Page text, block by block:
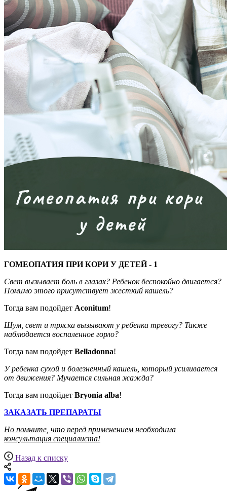
ГОМЕОПАТИЯ ПРИ КОРИ У ДЕТЕЙ - 1
Свет вызывает боль в глазах? Ребенок беспокойно двигается?
Помимо этого присутствует жесткий кашель?
Тогда вам подойдет Aconitum!
Шум, свет и тряска вызывают у ребенка тревогу? Также
наблюдается воспаленное горло?
Тогда вам подойдет Belladonna!
У ребенка сухой и болезненный кашель, который усиливается
от движения? Мучается сильная жажда?
Тогда вам подойдет Bryonia alba!
ЗАКАЗАТЬ ПРЕПАРАТЫ
Но помните, что перед применением необходима
консультация специалиста!
Назад к списку